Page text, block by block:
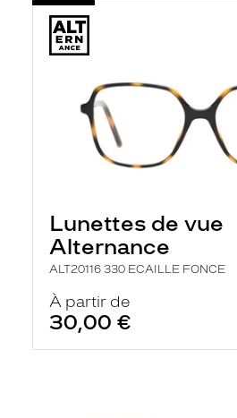
Lunettes de vue
Alternance
ALT20116 330 ECAILLE FONCE
À partir de
30,00 €